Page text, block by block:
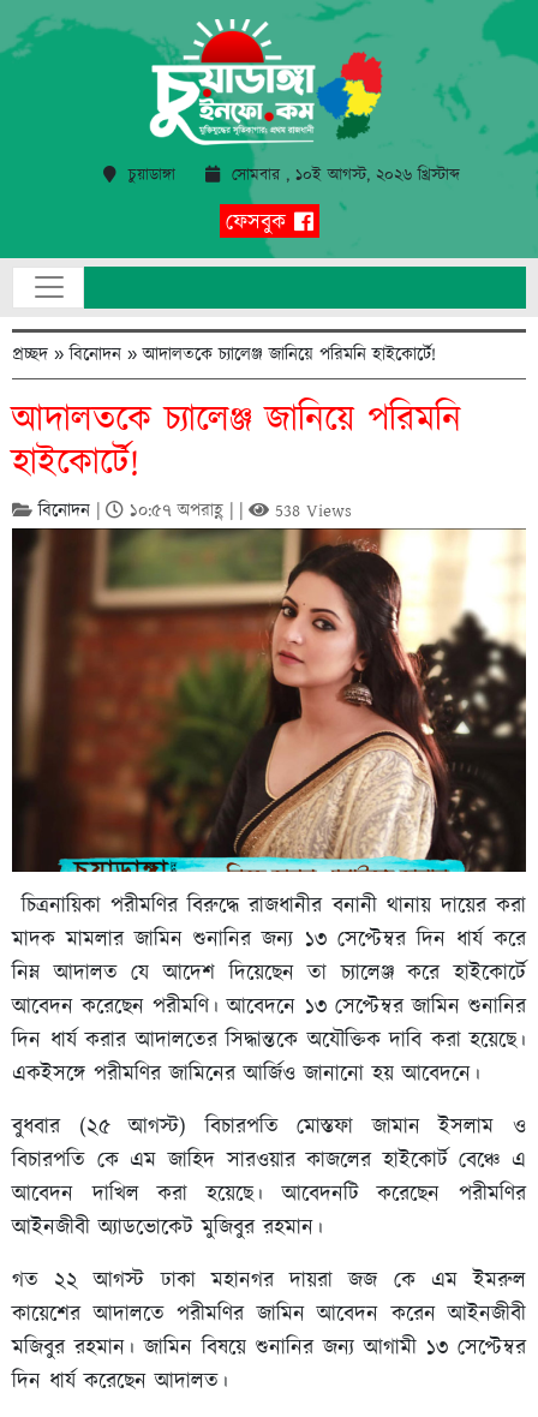
চুয়াডাঙ্গা সোমবার , ১০ই আগস্ট, ২০২৬ খ্রিস্টাব্দ
ফেসবুক
প্রচ্ছদ »বিনোদন »আদালতকে চ্যালেঞ্জ জানিয়ে পরিমনি হাইকোর্টে!
আদালতকে চ্যালেঞ্জ জানিয়ে পরিমনি
হাইকোর্টে!
বিনোদন | ১০:৫৭ অপরাহ্ণ | | 538 Views
চিত্রনায়িকা পরীমণির বিরুদ্ধে রাজধানীর বনানী থানায় দায়ের করা
মাদক মামলার জামিন শুনানির জন্য ১৩ সেপ্টেম্বর দিন ধার্য করে
নিম্ন আদালত যে আদেশ দিয়েছেন তা চ্যালেঞ্জ করে হাইকোর্টে
আবেদন করেছেন পরীমণি। আবেদনে ১৩ সেপ্টেম্বর জামিন শুনানির
দিন ধার্য করার আদালতের সিদ্ধান্তকে অযৌক্তিক দাবি করা হয়েছে।
একইসঙ্গে পরীমণির জামিনের আর্জিও জানানো হয় আবেদনে।
বুধবার (২৫ আগস্ট) বিচারপতি মোস্তফা জামান ইসলাম ও
বিচারপতি কে এম জাহিদ সারওয়ার কাজলের হাইকোর্ট বেঞ্চে এ
আবেদন দাখিল করা হয়েছে। আবেদনটি করেছেন পরীমণির
আইনজীবী অ্যাডভোকেট মুজিবুর রহমান।
গত ২২ আগস্ট ঢাকা মহানগর দায়রা জজ কে এম ইমরুল
কায়েশের আদালতে পরীমণির জামিন আবেদন করেন আইনজীবী
মজিবুর রহমান। জামিন বিষয়ে শুনানির জন্য আগামী ১৩ সেপ্টেম্বর
দিন ধার্য করেছেন আদালত।